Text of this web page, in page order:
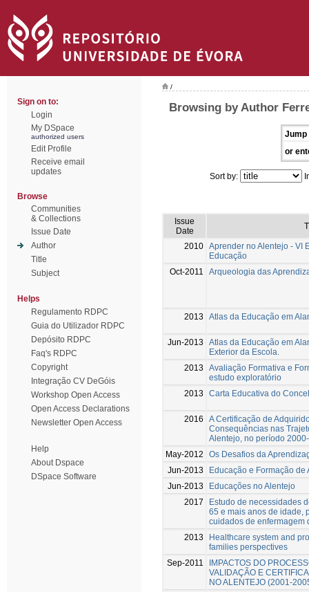
Sign on to:
Login
My DSpace
authorized users
Edit Profile
Receive email
updates
Browse
Communities
& Collections
Issue Date
Author
Title
Subject
Helps
Regulamento RDPC
Guia do Utilizador RDPC
Depósito RDPC
Faq's RDPC
Copyright
Integração CV DeGóis
Workshop Open Access
Open Access Declarations
Newsletter Open Access
Help
About Dspace
DSpace Software
/
Browsing by Author
Jump
or
Sort by:
Issue
Date
2010 Aprender no Alentejo - VI
Educação
Oct-2011
Arqueologia das
2013 Atlas da Educação em
Jun-2013
Atlas da Educação em
Exterior da Escola.
2013
Avaliação Formativa e
estudo exploratório
2013
Carta Educativa do
2016
A Certificação de
Consequências nas
Alentejo, no período
May-2012
Os Desafios da
Jun-2013
Educação e Formação de
Jun-2013
Educações no Alentejo
2017
Estudo de necessidades
65 e mais anos de idade,
cuidados de enfermagem
2013
Healthcare system and
families perspectives
Sep-2011
IMPACTOS DO
VALIDAÇÃO E
NO ALENTEJO (2001-